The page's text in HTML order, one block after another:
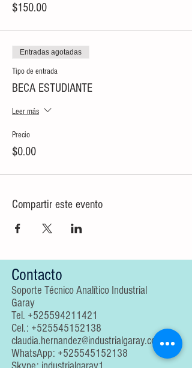
$150.00
Entradas agotadas
Tipo de entrada
BECA ESTUDIANTE
Leer más
Precio
$0.00
Compartir este evento
Contacto
Soporte Técnico Analítico Industrial
Garay
Tel. +525594211421
Cel.: +525545152138
claudia.hernandez@industrialgaray.com
WhatsApp: +525545152138
Skype: industrialgaray1